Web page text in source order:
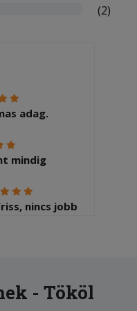
(2)
adag.
mindig
nincs jobb
- Tököl